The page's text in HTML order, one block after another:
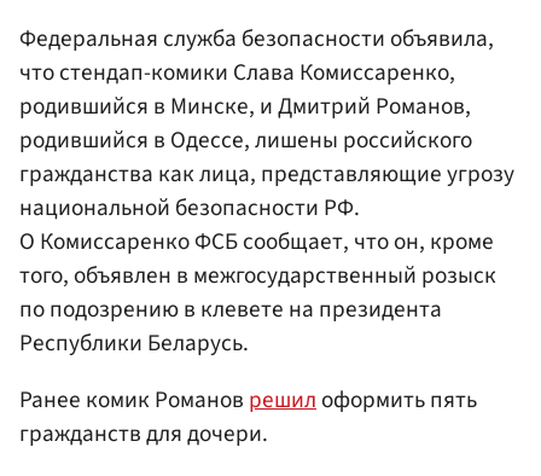
Федеральная служба безопасности объявила,
что стендап-комики Слава Комиссаренко,
родившийся в Минске, и Дмитрий Романов,
родившийся в Одессе, лишены российского
гражданства как лица, представляющие угрозу
национальной безопасности РФ.
О Комиссаренко ФСБ сообщает, что он, кроме
того, объявлен в межгосударственный розыск
по подозрению в клевете на президента
Республики Беларусь.
Ранее комик Романов решилоформить пять
гражданств для дочери.